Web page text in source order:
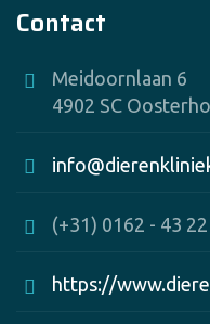
Contact
Meidoornlaan 6
4902 SC
(+31) 0162 - 43
https://